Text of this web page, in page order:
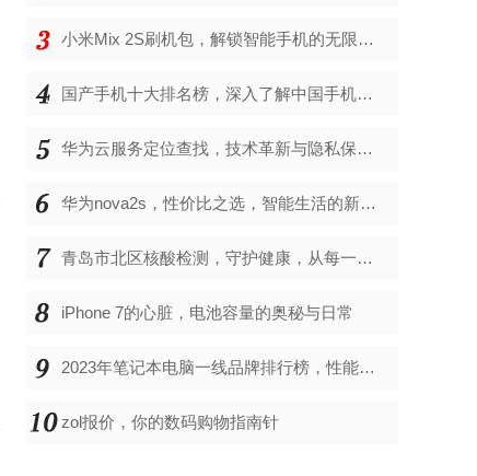
小米Mix 2S刷机包，解锁智能手机的无限可能
国产手机十大排名榜，深入了解中国手机市场的佼佼者
华为云服务定位查找，技术革新与隐私保护的双重奏
华为nova2s，性价比之选，智能生活的新伙伴
青岛市北区核酸检测，守护健康，从每一次检测开始
iPhone 7的心脏，电池容量的奥秘与日常
2023年笔记本电脑一线品牌排行榜，性能、创新与用户满意度的综合考量
zol报价，你的数码购物指南针